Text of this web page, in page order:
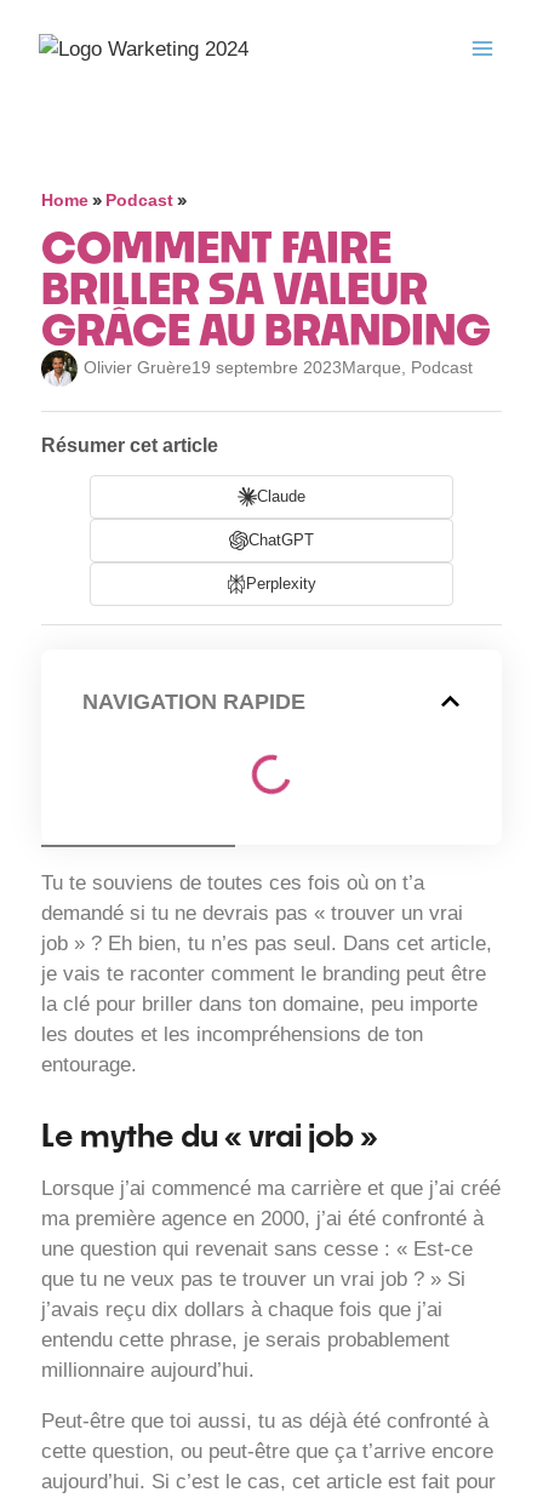
Home» Podcast»
COMMENT FAIRE
BRILLER SA VALEUR
GRÂCE AU BRANDING
Olivier Gruère19 septembre 2023Marque, Podcast
Résumer cet article
Claude
ChatGPT
Perplexity
NAVIGATION RAPIDE
Tu te souviens de toutes ces fois où on t’a
demandé si tu ne devrais pas « trouver un vrai
job » ? Eh bien, tu n’es pas seul. Dans cet article,
je vais te raconter comment le branding peut être
la clé pour briller dans ton domaine, peu importe
les doutes et les incompréhensions de ton
entourage.
Le mythe du « vrai job »
Lorsque j’ai commencé ma carrière et que j’ai créé
ma première agence en 2000, j’ai été confronté à
une question qui revenait sans cesse : « Est-ce
que tu ne veux pas te trouver un vrai job ? » Si
j’avais reçu dix dollars à chaque fois que j’ai
entendu cette phrase, je serais probablement
millionnaire aujourd’hui.
Peut-être que toi aussi, tu as déjà été confronté à
cette question, ou peut-être que ça t’arrive encore
aujourd’hui. Si c’est le cas, cet article est fait pour